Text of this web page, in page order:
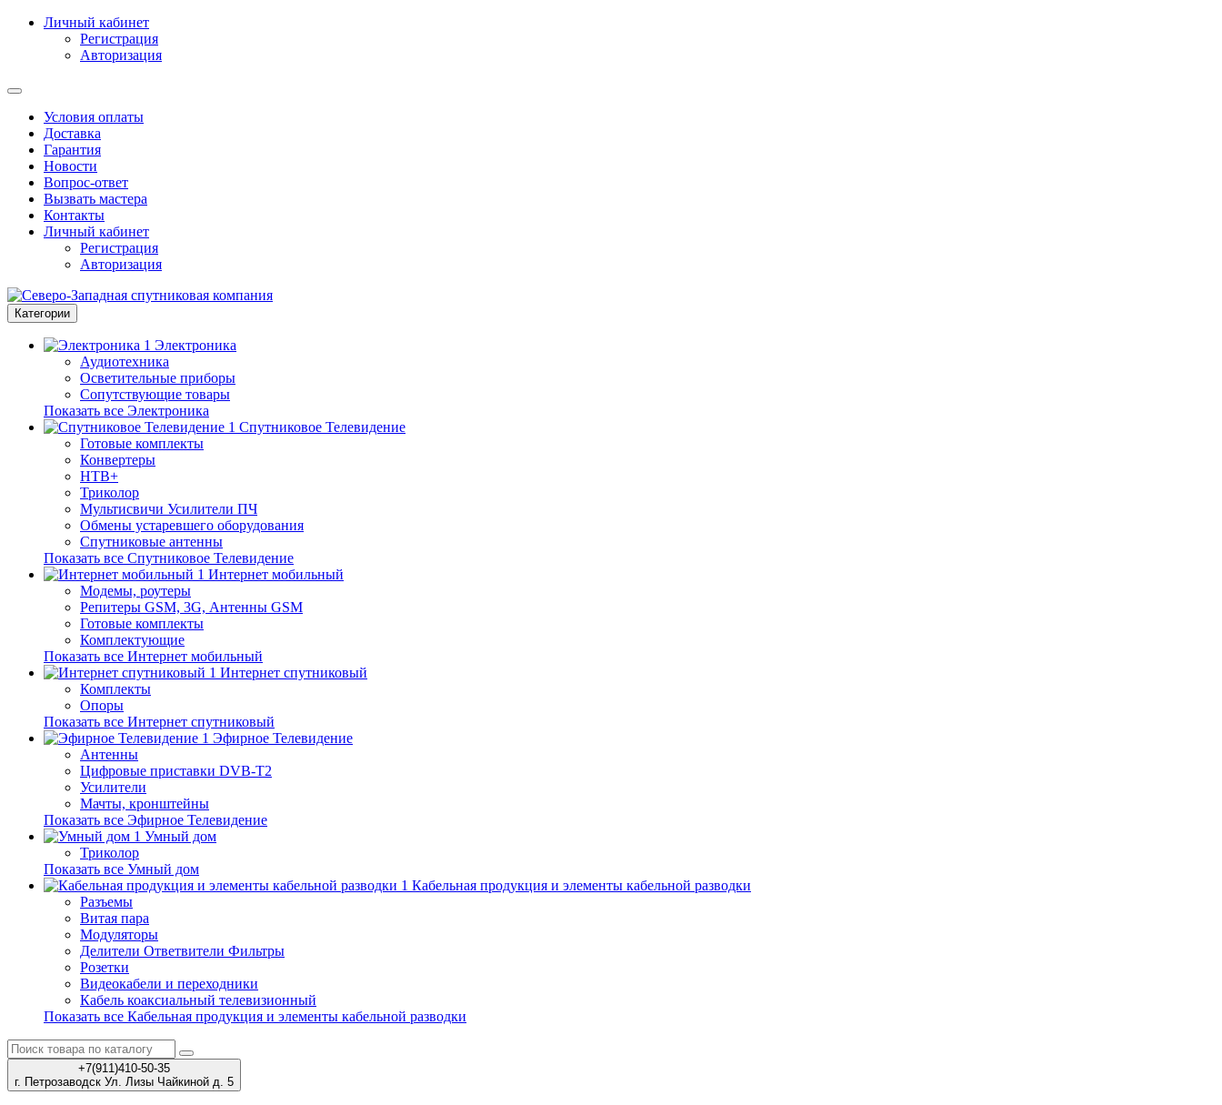
Личный кабинет
Регистрация
Авторизация
Условия оплаты
Доставка
Гарантия
Новости
Вопрос-ответ
Вызвать мастера
Контакты
Личный кабинет
Регистрация
Авторизация
Категории
Электроника
Аудиотехника
Осветительные приборы
Сопутствующие товары
Показать все Электроника
Спутниковое Телевидение
Готовые комплекты
Конвертеры
НТВ+
Триколор
Мультисвичи Усилители ПЧ
Обмены устаревшего оборудования
Спутниковые антенны
Показать все Спутниковое Телевидение
Интернет мобильный
Модемы, роутеры
Репитеры GSM, 3G, Антенны GSM
Готовые комплекты
Комплектующие
Показать все Интернет мобильный
Интернет спутниковый
Комплекты
Опоры
Показать все Интернет спутниковый
Эфирное Телевидение
Антенны
Цифровые приставки DVB-T2
Усилители
Мачты, кронштейны
Показать все Эфирное Телевидение
Умный дом
Триколор
Показать все Умный дом
Кабельная продукция и элементы кабельной разводки
Разъемы
Витая пара
Модуляторы
Делители Ответвители Фильтры
Розетки
Видеокабели и переходники
Кабель коаксиальный телевизионный
Показать все Кабельная продукция и элементы кабельной разводки
+7(911)410-50-35
г. Петрозаводск Ул. Лизы Чайкиной д. 5